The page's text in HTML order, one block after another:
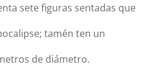
sete figuras sentadas que
tamén ten un
de diámetro.